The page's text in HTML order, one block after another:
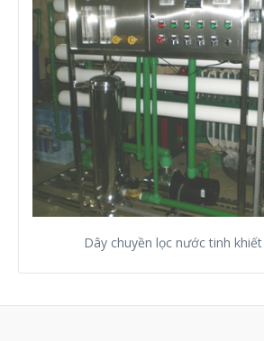
Dây chuyền lọc nước tinh